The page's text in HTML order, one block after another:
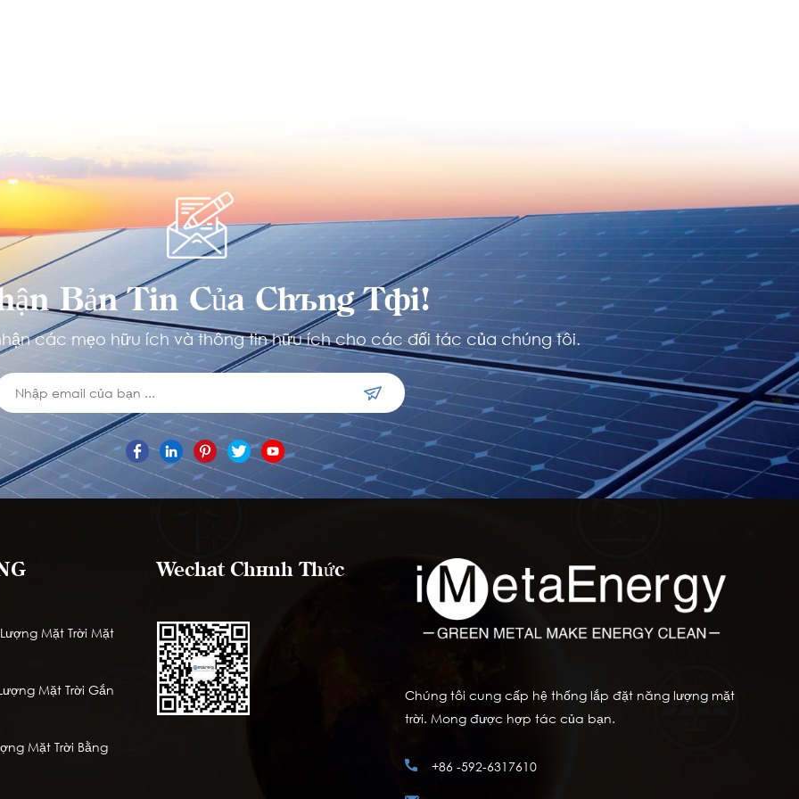
Bản Tin Của Chúng Tôi!
các mẹo hữu ích và thông tin hữu ích cho các đối tác của chúng tôi.
Mặt Trời Mặt
Mặt Trời Gắn
Mặt Trời Bằng
Wechat Chính Thức
Chúng tôi cung cấp hệ thống lắp đặt năng lượng mặt
trời. Mong được hợp tác của bạn.
+86 -592-6317610